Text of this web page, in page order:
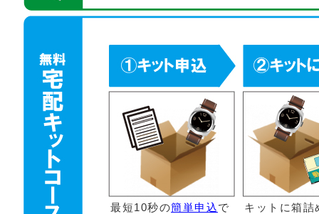
最短10秒の簡単申込で
キットに箱詰